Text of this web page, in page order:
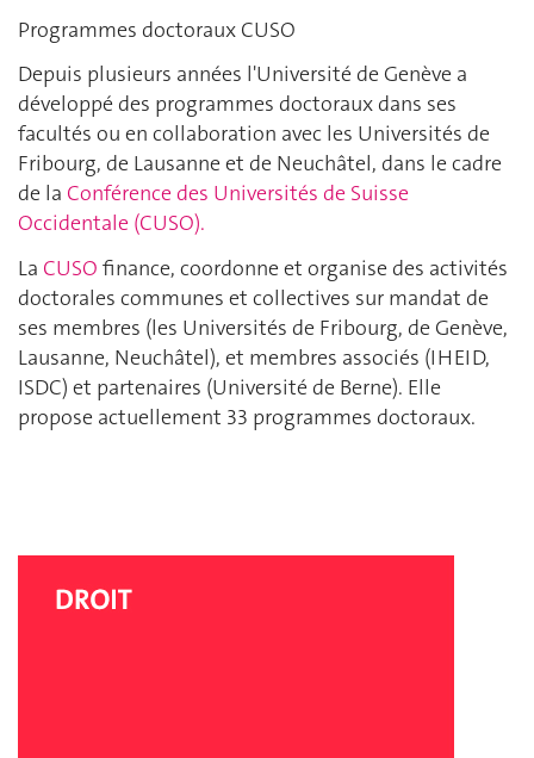
Programmes doctoraux CUSO
Depuis plusieurs années l'Université de Genève a
développé des programmes doctoraux dans ses
facultés ou en collaboration avec les Universités de
Fribourg, de Lausanne et de Neuchâtel, dans le cadre
de la Conférence des Universités de Suisse
Occidentale (CUSO).
La CUSO finance, coordonne et organise des activités
doctorales communes et collectives sur mandat de
ses membres (les Universités de Fribourg, de Genève,
Lausanne, Neuchâtel), et membres associés (IHEID,
ISDC) et partenaires (Université de Berne). Elle
propose actuellement 33 programmes doctoraux.